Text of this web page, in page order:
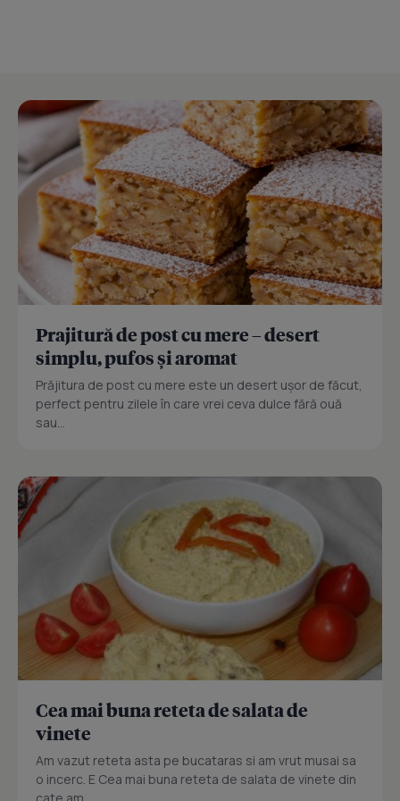
Prajitură de post cu mere – desert
simplu, pufos și aromat
Prăjitura de post cu mere este un desert ușor de făcut,
perfect pentru zilele în care vrei ceva dulce fără ouă
sau...
Cea mai buna reteta de salata de
vinete
Am vazut reteta asta pe bucataras si am vrut musai sa
o incerc. E Cea mai buna reteta de salata de vinete din